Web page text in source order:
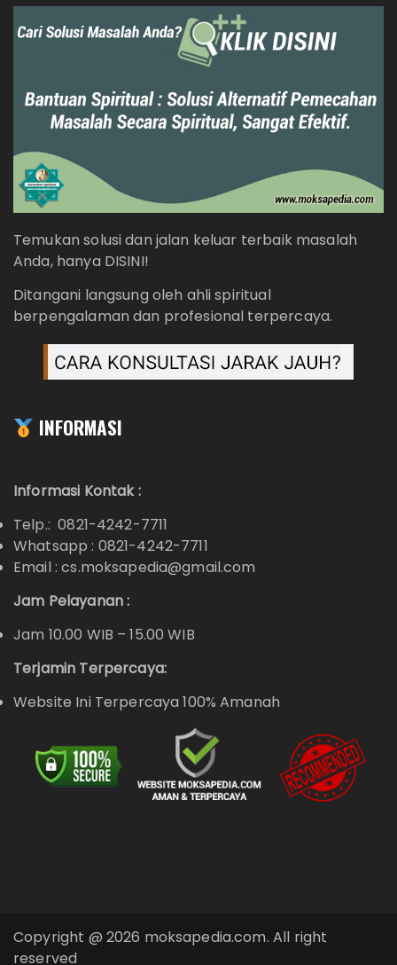
Temukan solusi dan jalan keluar terbaik masalah
Anda, hanya DISINI!
Ditangani langsung oleh ahli spiritual
berpengalaman dan profesional terpercaya.
INFORMASI
Informasi Kontak :
Telp.: 0821-4242-7711
Whatsapp : 0821-4242-7711
Email : cs.moksapedia@gmail.com
Jam Pelayanan :
Jam 10.00 WIB – 15.00 WIB
Terjamin Terpercaya:
Website Ini Terpercaya 100% Amanah
Copyright @ 2026 moksapedia.com. All right
reserved